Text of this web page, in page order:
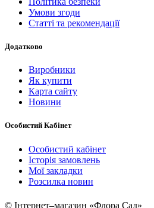
Умови згоди
Статті та рекомендації
Додатково
Виробники
Як купити
Карта сайту
Новини
Особистий Кабінет
Особистий кабінет
Історія замовлень
Мої закладки
Розсилка новин
© Інтернет–магазин «Флора Сад»